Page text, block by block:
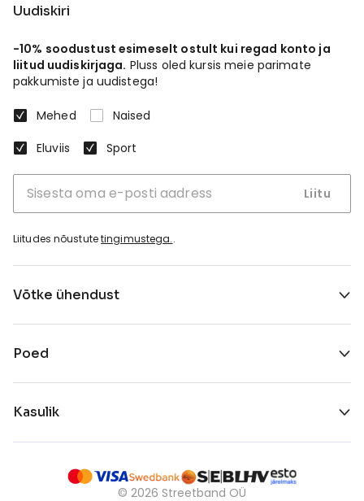
Uudiskiri
-10% soodustust esimeselt ostult kui regad konto ja
liitud uudiskirjaga. Pluss oled kursis meie parimate
pakkumiste ja uudistega!
Mehed
Naised
Eluviis
Sport
Liitu
Liitudes nõustutetingimustega..
Võtke ühendust
Poed
Kasulik
© 2026 Streetband OÜ